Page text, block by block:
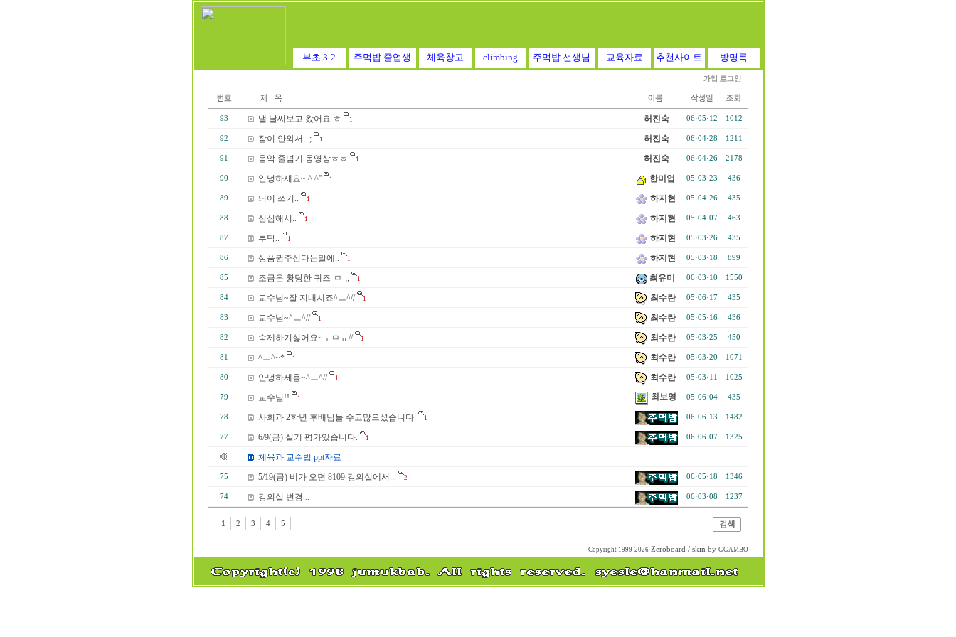
부초 3-2 주먹밥 졸업생 체육창고 climbing 주먹밥 선생님 교육자료 추천사이트 방명록
93 낼 날씨보고 왔어요 ㅎ 1 허진숙 06·05·12 1012
92 잠이 안와서...; 1 허진숙 06·04·28 1211
91 음악 줄넘기 동영상ㅎㅎ 1 허진숙 06·04·26 2178
90 안녕하세요~ ^ ^'' 1 한미엽 05·03·23 436
89 띄어 쓰기.. 1 하지현 05·04·26 435
88 심심해서.. 1 하지현 05·04·07 463
87 부탁.. 1 하지현 05·03·26 435
86 상품권주신다는말에.. 1 하지현 05·03·18 899
85 조금은 황당한 퀴즈-ㅁ-;; 1 최유미 06·03·10 1550
84 교수님~잘 지내시죠^ㅡ^// 1 최수란 05·06·17 435
83 교수님~^ㅡ^// 1 최수란 05·05·16 436
82 숙제하기싫어요~ㅜㅁㅠ// 1 최수란 05·03·25 450
81 ^ㅡ^~* 1 최수란 05·03·20 1071
80 안녕하세용~^ㅡ^// 1 최수란 05·03·11 1025
79 교수님!! 1 최보영 05·06·04 435
78 사회과 2학년 후배님들 수고많으셨습니다. 1 06·06·13 1482
77 6/9(금) 실기 평가있습니다. 1 06·06·07 1325
체육과 교수법 ppt자료
75 5/19(금) 비가 오면 8109 강의실에서... 2 06·05·18 1346
74 강의실 변경... 06·03·08 1237
1 2 3 4 5
Copyright 1999-2026 Zeroboard / skin by GGAMBO